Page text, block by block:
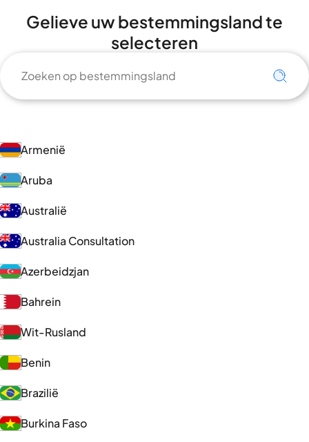
Gelieve uw bestemmingsland te
selecteren
Armenië
Aruba
Australië
Australia Consultation
Azerbeidzjan
Bahrein
Wit-Rusland
Benin
Brazilië
Burkina Faso